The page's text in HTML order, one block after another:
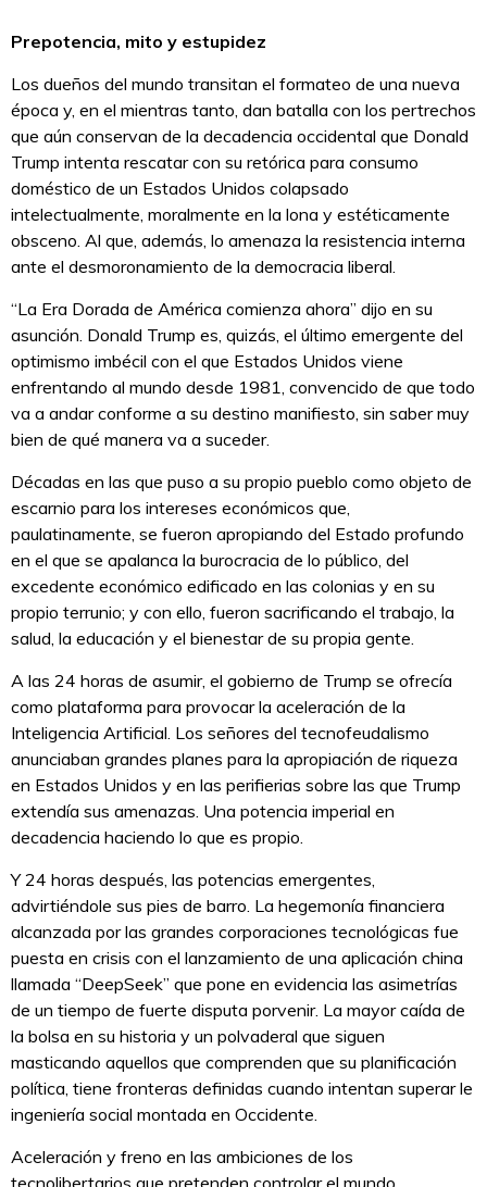
Prepotencia, mito y estupidez
Los dueños del mundo transitan el formateo de una nueva
época y, en el mientras tanto, dan batalla con los pertrechos
que aún conservan de la decadencia occidental que Donald
Trump intenta rescatar con su retórica para consumo
doméstico de un Estados Unidos colapsado
intelectualmente, moralmente en la lona y estéticamente
obsceno. Al que, además, lo amenaza la resistencia interna
ante el desmoronamiento de la democracia liberal.
“La Era Dorada de América comienza ahora” dijo en su
asunción. Donald Trump es, quizás, el último emergente del
optimismo imbécil con el que Estados Unidos viene
enfrentando al mundo desde 1981, convencido de que todo
va a andar conforme a su destino manifiesto, sin saber muy
bien de qué manera va a suceder.
Décadas en las que puso a su propio pueblo como objeto de
escarnio para los intereses económicos que,
paulatinamente, se fueron apropiando del Estado profundo
en el que se apalanca la burocracia de lo público, del
excedente económico edificado en las colonias y en su
propio terrunio; y con ello, fueron sacrificando el trabajo, la
salud, la educación y el bienestar de su propia gente.
A las 24 horas de asumir, el gobierno de Trump se ofrecía
como plataforma para provocar la aceleración de la
Inteligencia Artificial. Los señores del tecnofeudalismo
anunciaban grandes planes para la apropiación de riqueza
en Estados Unidos y en las perifierias sobre las que Trump
extendía sus amenazas. Una potencia imperial en
decadencia haciendo lo que es propio.
Y 24 horas después, las potencias emergentes,
advirtiéndole sus pies de barro. La hegemonía financiera
alcanzada por las grandes corporaciones tecnológicas fue
puesta en crisis con el lanzamiento de una aplicación china
llamada “DeepSeek” que pone en evidencia las asimetrías
de un tiempo de fuerte disputa porvenir. La mayor caída de
la bolsa en su historia y un polvaderal que siguen
masticando aquellos que comprenden que su planificación
política, tiene fronteras definidas cuando intentan superar le
ingeniería social montada en Occidente.
Aceleración y freno en las ambiciones de los
tecnolibertarios que pretenden controlar el mundo.